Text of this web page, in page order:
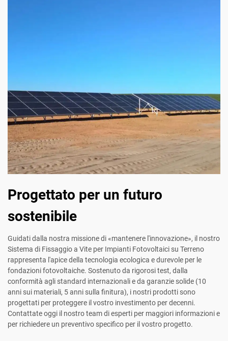
Progettato per un futuro
sostenibile
Guidati dalla nostra missione di «mantenere l'innovazione», il nostro
Sistema di Fissaggio a Vite per Impianti Fotovoltaici su Terreno
rappresenta l'apice della tecnologia ecologica e durevole per le
fondazioni fotovoltaiche. Sostenuto da rigorosi test, dalla
conformità agli standard internazionali e da garanzie solide (10
anni sui materiali, 5 anni sulla finitura), i nostri prodotti sono
progettati per proteggere il vostro investimento per decenni.
Contattate oggi il nostro team di esperti per maggiori informazioni e
per richiedere un preventivo specifico per il vostro progetto.